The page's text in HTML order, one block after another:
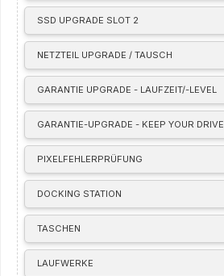
SSD UPGRADE SLOT 2
NETZTEIL UPGRADE / TAUSCH
GARANTIE UPGRADE - LAUFZEIT/-LEVEL
GARANTIE-UPGRADE - KEEP YOUR DRIVE
PIXELFEHLERPRÜFUNG
DOCKING STATION
TASCHEN
LAUFWERKE